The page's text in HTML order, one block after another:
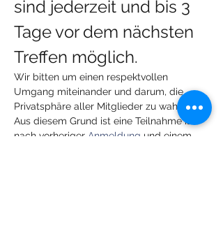
sind jederzeit und bis 3
Tage vor dem nächsten
Treffen möglich.
Wir bitten um einen respektvollen
Umgang miteinander und darum, die
Privatsphäre aller Mitglieder zu wahren.
Aus diesem Grund ist eine Teilnahme ist
nach vorheriger Anmeldung und einem